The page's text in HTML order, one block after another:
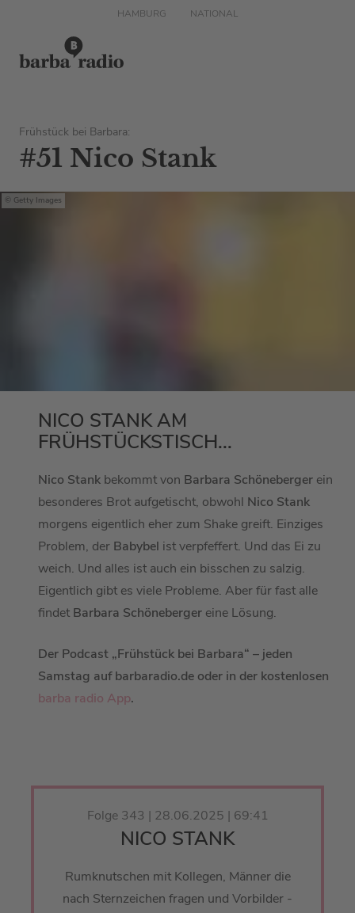
HAMBURG NATIONAL
Frühstück bei Barbara:
#51 Nico Stank
Getty Images
NICO STANK AM
FRÜHSTÜCKSTISCH...
Nico Stank bekommt von Barbara Schöneberger ein
besonderes Brot aufgetischt, obwohl Nico Stank
morgens eigentlich eher zum Shake greift. Einziges
Problem, der Babybel ist verpfeffert. Und das Ei zu
weich. Und alles ist auch ein bisschen zu salzig.
Eigentlich gibt es viele Probleme. Aber für fast alle
findet Barbara Schöneberger eine Lösung.
Der Podcast „Frühstück bei Barbara“ – jeden
Samstag auf barbaradio.de oder in der kostenlosen
barba radio App.
Folge 343 | 28.06.2025 | 69:41
NICO STANK
Rumknutschen mit Kollegen, Männer die
nach Sternzeichen fragen und Vorbilder -